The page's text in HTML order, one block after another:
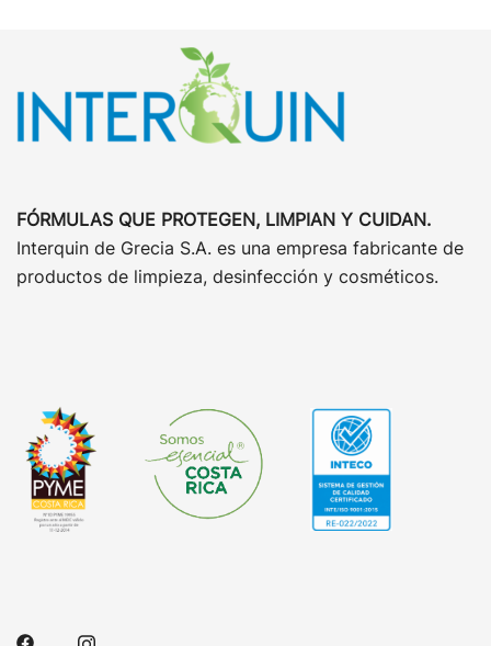
FÓRMULAS QUE PROTEGEN, LIMPIAN Y CUIDAN.
Interquin de Grecia S.A. es una empresa fabricante de
productos de limpieza, desinfección y cosméticos.